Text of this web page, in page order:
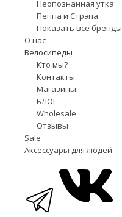
Неопознанная утка
Пеппа и Стрэпа
Показать все бренды
О нас
Велосипеды
Кто мы?
Контакты
Магазины
БЛОГ
Wholesale
Отзывы
Sale
Аксессуары для людей